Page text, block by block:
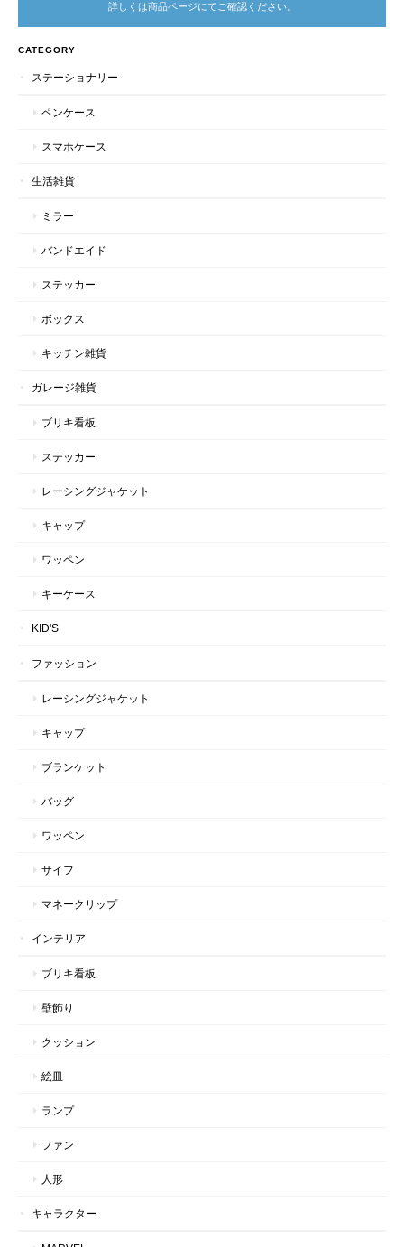
詳しくは商品ページにてご確認ください。
CATEGORY
ステーショナリー
ペンケース
スマホケース
生活雑貨
ミラー
バンドエイド
ステッカー
ボックス
キッチン雑貨
ガレージ雑貨
ブリキ看板
ステッカー
レーシングジャケット
キャップ
ワッペン
キーケース
KID'S
ファッション
レーシングジャケット
キャップ
ブランケット
バッグ
ワッペン
サイフ
マネークリップ
インテリア
ブリキ看板
壁飾り
クッション
絵皿
ランプ
ファン
人形
キャラクター